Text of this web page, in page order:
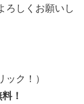
ろしくお願いし
ック！）
！